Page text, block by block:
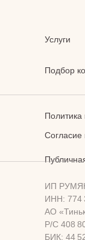
Услуги
Подбор
ИП
ИНН: 774
АО
Р/С 408
БИК: 44
Политика
Согласие